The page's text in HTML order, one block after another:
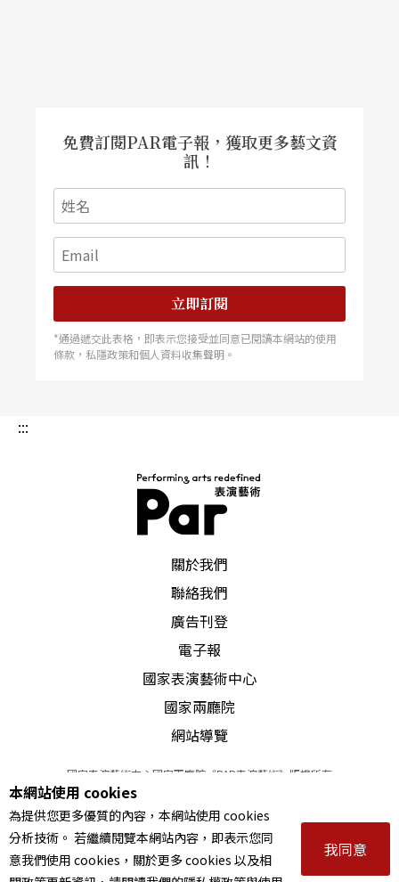
免費訂閱PAR電子報，獲取更多藝文資
訊！
立即訂閱
*通過遞交此表格，即表示您接受並同意已閱讀本網站的使用
條款，私隱政策和個人資料收集聲明。
:::
關於我們
聯絡我們
廣告刊登
電子報
國家表演藝術中心
國家兩廳院
網站導覽
國家表演藝術中心國家兩廳院《PAR表演藝術》版權所有
© 2022Performing arts redefined. All Rights Reserved
統一編號 Tax Id number 00973926
本站所提供相關演出資訊，如有異動應以主辦單位公告為準。
服務條款｜隱私權聲明｜著作權聲明
本網站使用 cookies
為提供您更多優質的內容，本網站使用 cookies
分析技術。 若繼續閱覽本網站內容，即表示您同
意我們使用 cookies，關於更多 cookies 以及相
我同意